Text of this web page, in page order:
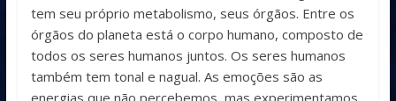
tem seu próprio metabolismo, seus órgãos. Entre os
órgãos do planeta está o corpo humano, composto de
todos os seres humanos juntos. Os seres humanos
também tem tonal e nagual. As emoções são as